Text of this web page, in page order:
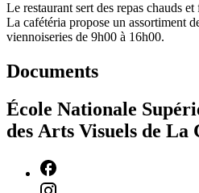
Le restaurant sert des repas chauds
La cafétéria propose un assortiment
viennoiseries de 9h00 à 16h00.
Documents
École Nationale
des Arts Visuels de La